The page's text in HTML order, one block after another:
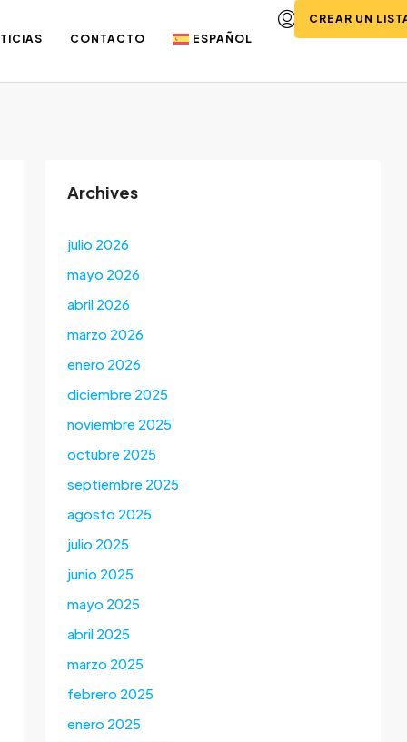
CONTACTO ESPAÑOL
CREAR UN
Archives
julio 2026
mayo 2026
abril 2026
marzo 2026
enero 2026
diciembre 2025
noviembre 2025
octubre 2025
septiembre 2025
agosto 2025
julio 2025
junio 2025
mayo 2025
abril 2025
marzo 2025
febrero 2025
enero 2025